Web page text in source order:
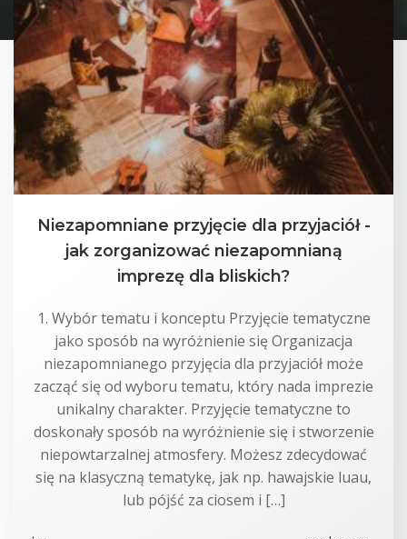
Niezapomniane przyjęcie dla przyjaciół -
jak zorganizować niezapomnianą
imprezę dla bliskich?
1. Wybór tematu i konceptu Przyjęcie tematyczne
jako sposób na wyróżnienie się Organizacja
niezapomnianego przyjęcia dla przyjaciół może
zacząć się od wyboru tematu, który nada imprezie
unikalny charakter. Przyjęcie tematyczne to
doskonały sposób na wyróżnienie się i stworzenie
niepowtarzalnej atmosfery. Możesz zdecydować
się na klasyczną tematykę, jak np. hawajskie luau,
lub pójść za ciosem i […]